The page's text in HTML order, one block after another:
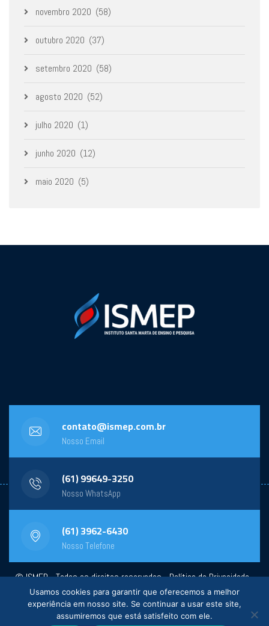
novembro 2020 (58)
outubro 2020 (37)
setembro 2020 (58)
agosto 2020 (52)
julho 2020 (1)
junho 2020 (12)
maio 2020 (5)
contato@ismep.com.br
Nosso Email
(61) 99649-3250
Nosso WhatsApp
(61) 3962-6430
Nosso Telefone
© ISMEP - Todos os direitos reservados -Política de Privacidade-
Powered by:General Design
Usamos cookies para garantir que oferecemos a melhor
experiência em nosso site. Se continuar a usar este site,
assumiremos que está satisfeito com ele.